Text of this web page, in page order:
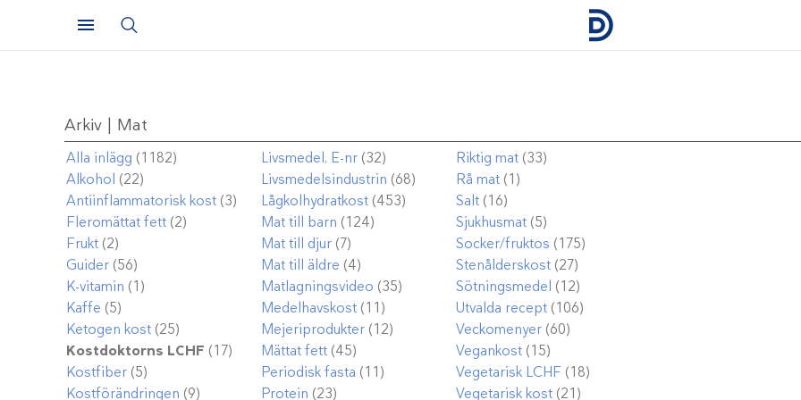
Arkiv | Mat
Alla inlägg (1182) Livsmedel, E-nr (32) Riktig mat (33)
Alkohol (22) Livsmedelsindustrin (68) Rå mat (1)
Antiinflammatorisk kost (3) Lågkolhydratkost (453) Salt (16)
Fleromättat fett (2) Mat till barn (124) Sjukhusmat (5)
Frukt (2) Mat till djur (7) Socker/fruktos (175)
Guider (56) Mat till äldre (4) Stenålderskost (27)
K-vitamin (1) Matlagningsvideo (35) Sötningsmedel (12)
Kaffe (5) Medelhavskost (11) Utvalda recept (106)
Ketogen kost (25) Mejeriprodukter (12) Veckomenyer (60)
Kostdoktorns LCHF (17) Mättat fett (45) Vegankost (15)
Kostfiber (5) Periodisk fasta (11) Vegetarisk LCHF (18)
Kostförändringen (9) Protein (23) Vegetarisk kost (21)